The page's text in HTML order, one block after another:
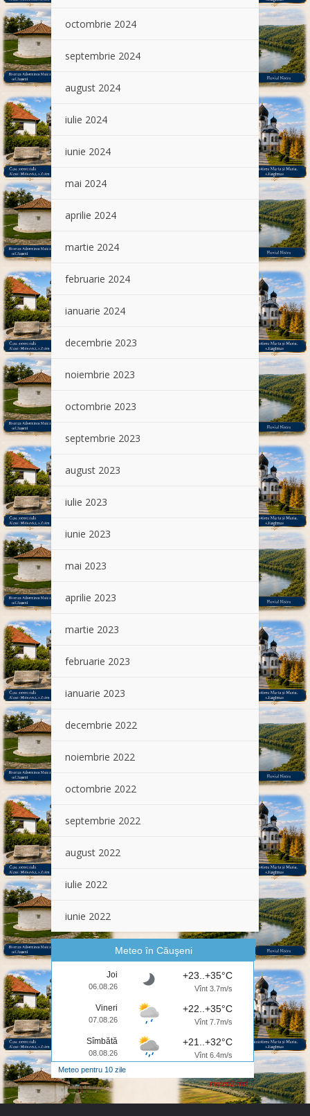
octombrie 2024
septembrie 2024
august 2024
iulie 2024
iunie 2024
mai 2024
aprilie 2024
martie 2024
februarie 2024
ianuarie 2024
decembrie 2023
noiembrie 2023
octombrie 2023
septembrie 2023
august 2023
iulie 2023
iunie 2023
mai 2023
aprilie 2023
martie 2023
februarie 2023
ianuarie 2023
decembrie 2022
noiembrie 2022
octombrie 2022
septembrie 2022
august 2022
iulie 2022
iunie 2022
Meteo în Căuşeni
Joi
06.08.26
+23..+35°C
Vînt 3.7m/s
Vineri
07.08.26
+22..+35°C
Vînt 7.7m/s
Sîmbătă
08.08.26
+21..+32°C
Vînt 6.4m/s
Meteo pentru 10 zile
meteo2.md